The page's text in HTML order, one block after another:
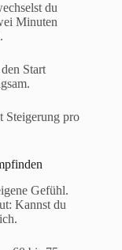
du
Minuten
Start
Steigerung pro
Gefühl.
Kannst du